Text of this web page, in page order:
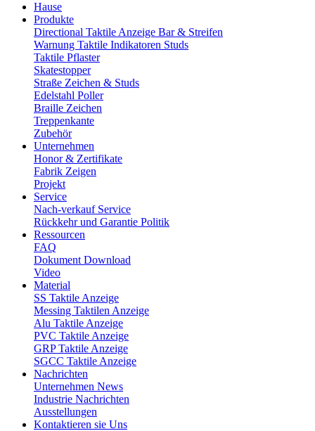
Hause
Produkte
Directional Taktile Anzeige Bar & Streifen
Warnung Taktile Indikatoren Studs
Taktile Pflaster
Skatestopper
Straße Zeichen & Studs
Edelstahl Poller
Braille Zeichen
Treppenkante
Zubehör
Unternehmen
Honor & Zertifikate
Fabrik Zeigen
Projekt
Service
Nach-verkauf Service
Rückkehr und Garantie Politik
Ressourcen
FAQ
Dokument Download
Video
Material
SS Taktile Anzeige
Messing Taktilen Anzeige
Alu Taktile Anzeige
PVC Taktile Anzeige
GRP Taktile Anzeige
SGCC Taktile Anzeige
Nachrichten
Unternehmen News
Industrie Nachrichten
Ausstellungen
Kontaktieren sie Uns